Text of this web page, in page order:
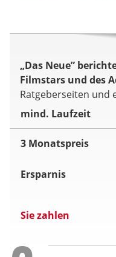
„Das Neue”
Filmstars und des
Ratgeberseiten und
mind. Laufzeit
3 Monatspreis
Ersparnis
Sie zahlen